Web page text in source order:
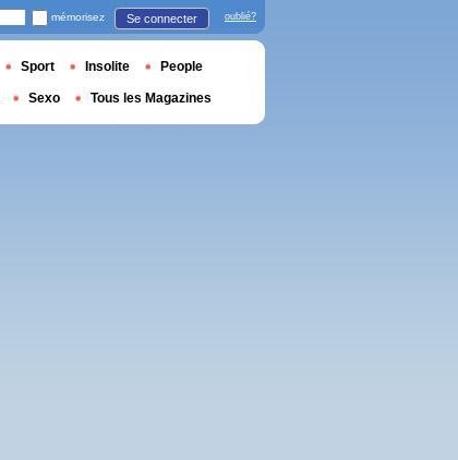
mémorisez Se connecter oublié?
Sport Insolite People
Sexo Tous les Magazines